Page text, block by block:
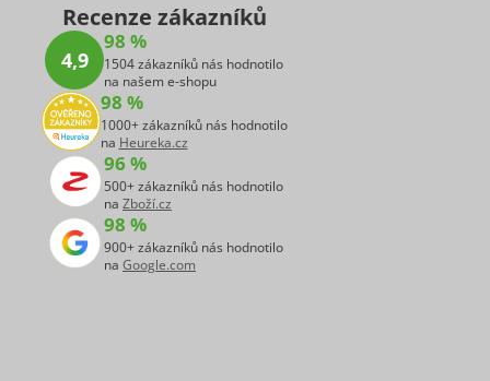
Recenze zákazníků
4,9
98 %
1504 zákazníků nás hodnotilo
na našem e-shopu
98 %
1000+ zákazníků nás hodnotilo
na Heureka.cz
96 %
500+ zákazníků nás hodnotilo
na Zboží.cz
98 %
900+ zákazníků nás hodnotilo
na Google.com